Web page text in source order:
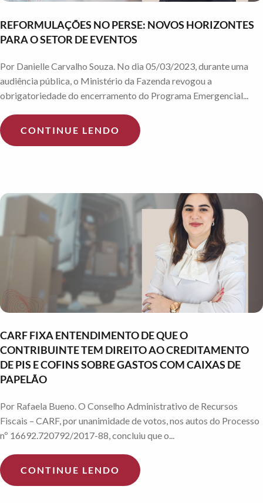
REFORMULAÇÕES NO PERSE: NOVOS HORIZONTES
PARA O SETOR DE EVENTOS
Por Danielle Carvalho Souza. No dia 05/03/2023, durante uma
audiência pública, o Ministério da Fazenda revogou a
obrigatoriedade do encerramento do Programa Emergencial...
CONTINUE LENDO
CARF FIXA ENTENDIMENTO DE QUE O
CONTRIBUINTE TEM DIREITO AO CREDITAMENTO
DE PIS E COFINS SOBRE GASTOS COM CAIXAS DE
PAPELÃO
Por Rafaela Bueno. O Conselho Administrativo de Recursos
Fiscais – CARF, por unanimidade de votos, nos autos do Processo
nº 16692.720792/2017-88, concluiu que o...
CONTINUE LENDO